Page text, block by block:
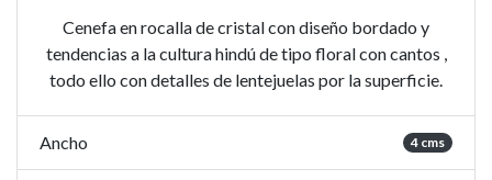
Cenefa en rocalla de cristal con diseño bordado y
tendencias a la cultura hindú de tipo floral con cantos ,
todo ello con detalles de lentejuelas por la superficie.
Ancho 4 cms